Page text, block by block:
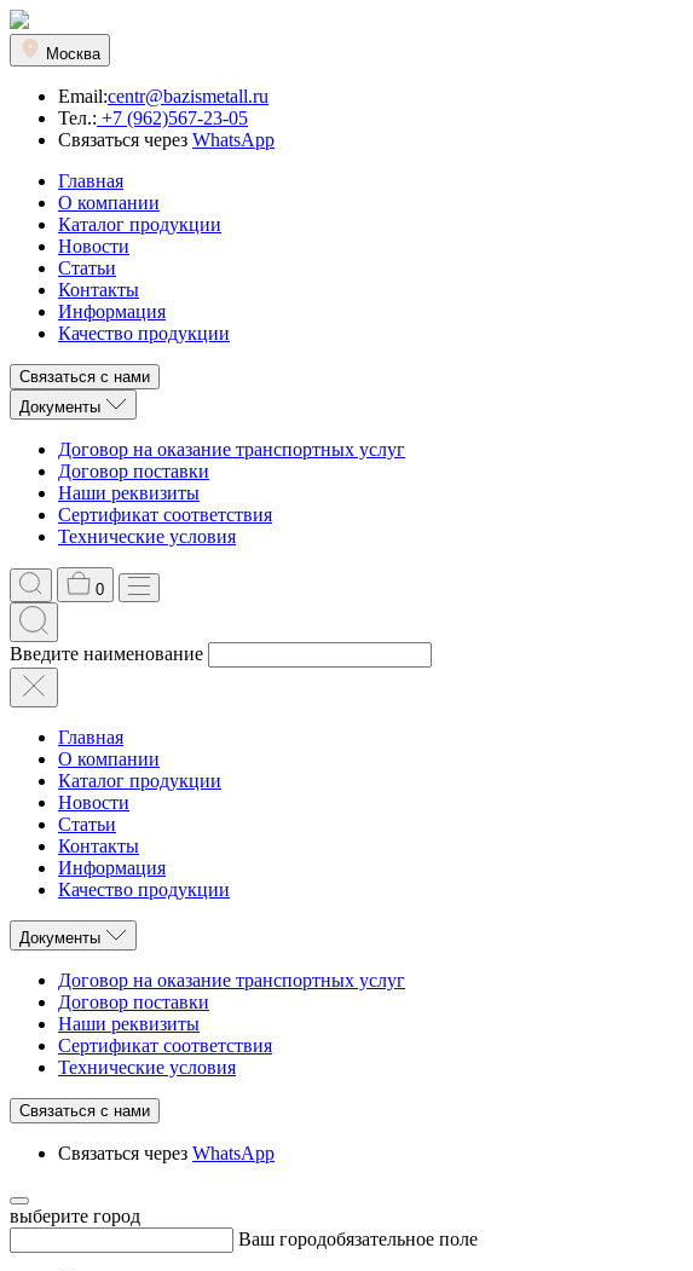
Москва
Email:centr@bazismetall.ru
Тел.: +7 (962)567-23-05
Связаться через WhatsApp
Главная
О компании
Каталог продукции
Новости
Статьи
Контакты
Информация
Качество продукции
Связаться с нами
Документы
Договор на оказание транспортных услуг
Договор поставки
Наши реквизиты
Сертификат соответствия
Технические условия
0
Введите наименование
Главная
О компании
Каталог продукции
Новости
Статьи
Контакты
Информация
Качество продукции
Документы
Договор на оказание транспортных услуг
Договор поставки
Наши реквизиты
Сертификат соответствия
Технические условия
Связаться с нами
Связаться через WhatsApp
выберите город
Ваш городобязательное поле